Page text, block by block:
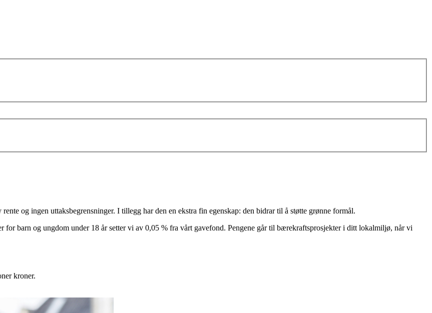
og ingen uttaksbegrensninger. I tillegg har den en ekstra fin egenskap: den bidrar til å støtte grønne formål.
for barn og ungdom under 18 år setter vi av 0,05 % fra vårt gavefond. Pengene går til bærekraftsprosjekter i ditt lokalmiljø, når vi
kroner.